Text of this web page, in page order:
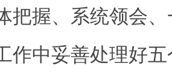
把握、系统领会
作中妥善处理好